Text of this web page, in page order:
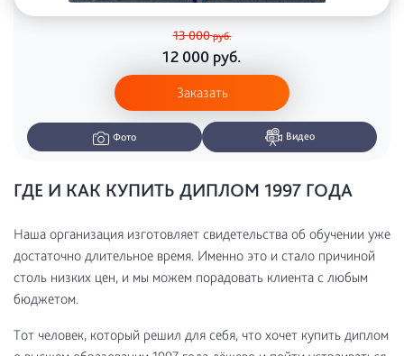
13 000руб.
12 000 руб.
Заказать
Фото Видео
ГДЕ И КАК КУПИТЬ ДИПЛОМ 1997 ГОДА
Наша организация изготовляет свидетельства об обучении уже
достаточно длительное время. Именно это и стало причиной
столь низких цен, и мы можем порадовать клиента с любым
бюджетом.
Тот человек, который решил для себя, что хочет купить диплом